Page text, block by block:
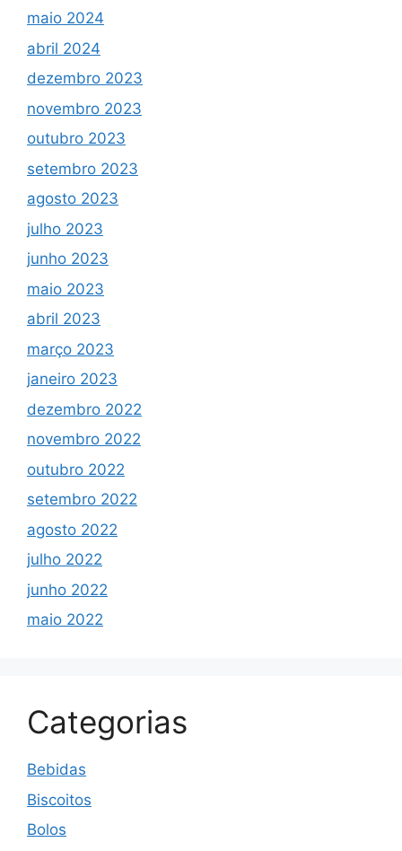
maio 2024
abril 2024
dezembro 2023
novembro 2023
outubro 2023
setembro 2023
agosto 2023
julho 2023
junho 2023
maio 2023
abril 2023
março 2023
janeiro 2023
dezembro 2022
novembro 2022
outubro 2022
setembro 2022
agosto 2022
julho 2022
junho 2022
maio 2022
Categorias
Bebidas
Biscoitos
Bolos